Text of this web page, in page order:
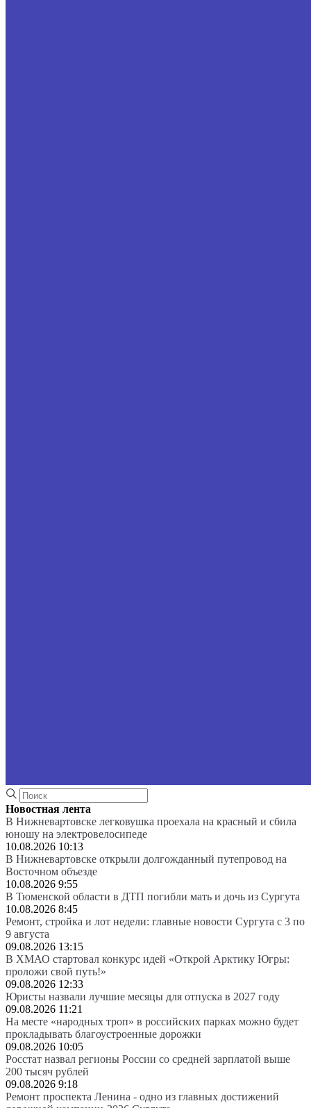
Новостная лента
В Нижневартовске легковушка проехала на красный и сбила
юношу на электровелосипеде
10.08.2026 10:13
В Нижневартовске открыли долгожданный путепровод на
Восточном объезде
10.08.2026 9:55
В Тюменской области в ДТП погибли мать и дочь из Сургута
10.08.2026 8:45
Ремонт, стройка и лот недели: главные новости Сургута с 3 по
9 августа
09.08.2026 13:15
В ХМАО стартовал конкурс идей «Открой Арктику Югры:
проложи свой путь!»
09.08.2026 12:33
Юристы назвали лучшие месяцы для отпуска в 2027 году
09.08.2026 11:21
На месте «народных троп» в российских парках можно будет
прокладывать благоустроенные дорожки
09.08.2026 10:05
Росстат назвал регионы России со средней зарплатой выше
200 тысяч рублей
09.08.2026 9:18
Ремонт проспекта Ленина - одно из главных достижений